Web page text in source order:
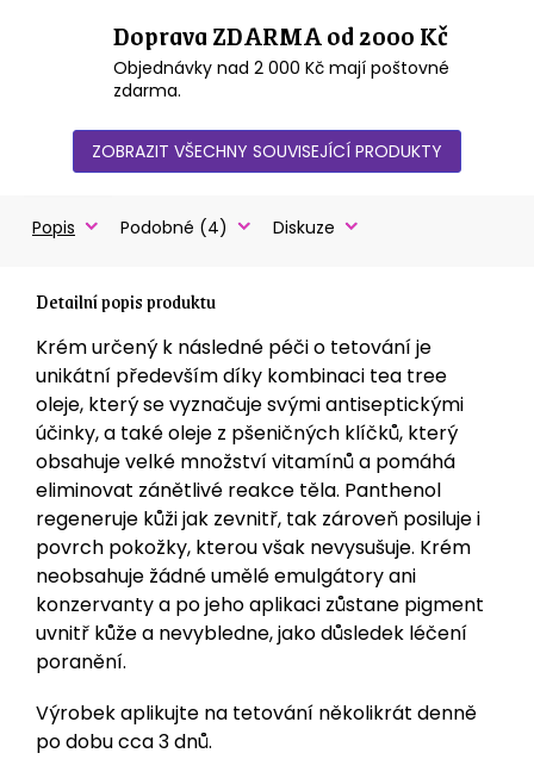
Doprava ZDARMA od 2000 Kč
Objednávky nad 2 000 Kč mají poštovné
zdarma.
ZOBRAZIT VŠECHNY SOUVISEJÍCÍ PRODUKTY
Popis Podobné (4) Diskuze
Detailní popis produktu
Krém určený k následné péči o tetování je
unikátní především díky kombinaci tea tree
oleje, který se vyznačuje svými antiseptickými
účinky, a také oleje z pšeničných klíčků, který
obsahuje velké množství vitamínů a pomáhá
eliminovat zánětlivé reakce těla. Panthenol
regeneruje kůži jak zevnitř, tak zároveň posiluje i
povrch pokožky, kterou však nevysušuje. Krém
neobsahuje žádné umělé emulgátory ani
konzervanty a po jeho aplikaci zůstane pigment
uvnitř kůže a nevybledne, jako důsledek léčení
poranění.
Výrobek aplikujte na tetování několikrát denně
po dobu cca 3 dnů.